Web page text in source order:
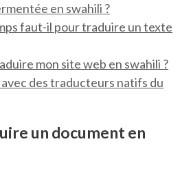
en swahili ?
faut-il pour traduire un texte
mon site web en swahili ?
des traducteurs natifs du
un document en